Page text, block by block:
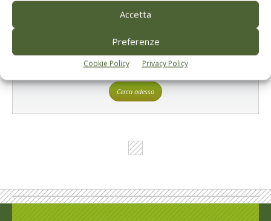
Accetta
Preferenze
Cookie Policy Privacy Policy
L'Esperto risponde
I consigli di Terra e Vita agli agricoltori
Cerca adesso